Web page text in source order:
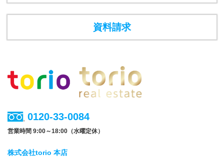
資料請求
0120-33-0084
営業時間 9:00～18:00（水曜定休）
株式会社torio 本店